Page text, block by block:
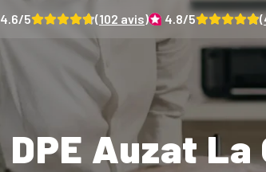
4.6/5 (102 avis) 4.8/5 (
DPE Auzat